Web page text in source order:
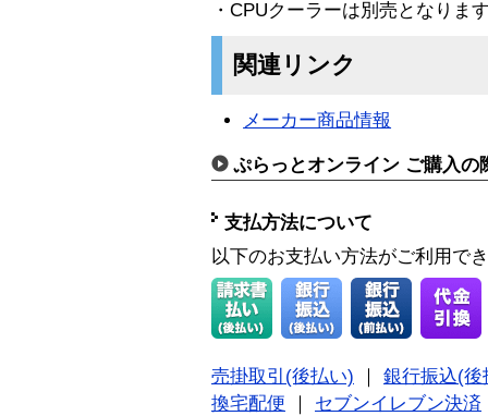
・CPUクーラーは別売となりま
関連リンク
メーカー商品情報
ぷらっとオンライン ご購入の
支払方法について
以下のお支払い方法がご利用で
売掛取引(後払い)
銀行振込(後
換宅配便
セブンイレブン決済